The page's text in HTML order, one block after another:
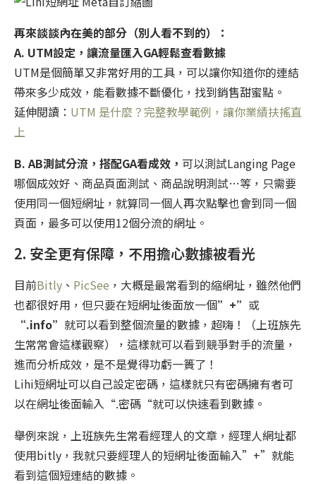
再來談談內在美的部分（別人看不到的）：
A. UTM設定，讓流量匯入GA輕鬆查看數據
UTM是個簡單又非常好用的工具，可以讓你知道你的連結
帶來多少成效，能看數據不斷優化，找到銷售甜蜜點。
延伸閱讀： UTM 是什麼？完整教學範例，讓你業績扶搖直
上
B. AB測試分流，搭配GA看成效， 可以測試Langing Page
哪個成效好、商品頁面測試、商品說明測試…等，只需要
使用同一個短網址，就算同一個人再次點擊也會到同一個
頁面，最多可以使用12個分流的網址。
2. 安全更有保障，不用擔心數據被看光
目前Bitly 、 PicSee ，大概是最常看到的縮網址，雖然他們
也都很好用，但只要在短網址後面放一個”+” 或
“.info” 就可以看到整個流量的數據，超嗨！（上班族先
生常常會這樣觀察），這樣就可以看到競爭對手的流量，
進而分析成效，是不是覺得功虧一簣了！
Lihi短網址可以自己設定密碼，這樣就只有密碼擁有者可
以在網址後面輸入“.密碼“就可以快速看到數據。
舉例來說，上班族先生常看經理人的文章，經理人網址都
使用bitly，我就只要經理人的短網址後面輸入”+”就能
看到這個短連結的數據。